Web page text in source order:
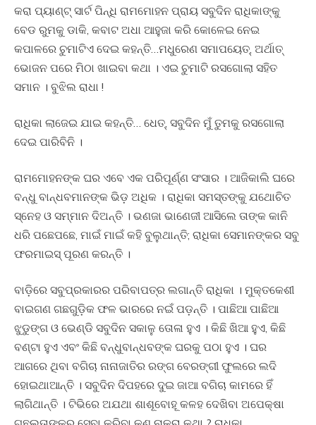
କରା ପ୍ୟାଣ୍ଟ୍ ସାର୍ଟ ପିନ୍ଧି ରାମମୋହନ ପ୍ରାୟ ସବୁଦିନ ରାଧିକାଙ୍କୁ
ବେଡ ରୁମକୁ ଡାକି, କବାଟ ଅଧା ଆହୁଜା କରି କୋଳେଇ ନେଇ
କପାଳରେ ଚୁମାଟିଏ ଦେଇ କହନ୍ତି…ମଧୁରେଣ ସମାପୟେତ୍, ଅର୍ଥାତ୍
ଭୋଜନ ପରେ ମିଠା ଖାଇବା କଥା । ଏଇ ଚୁମାଟି ରସଗୋଲା ସହିତ
ସମାନ । ବୁଝିଲ ରାଧା !
ରାଧିକା ଲାଜେଇ ଯାଇ କହନ୍ତି… ଧେତ୍, ସବୁଦିନ ମୁଁ ତୁମକୁ ରସଗୋଲା
ଦେଇ ପାରିବିନି ।
ରାମମୋହନଙ୍କ ଘର ଏବେ ଏକ ପରିପୂର୍ଣ୍ଣ ସଂସାର । ଆଜିକାଲି ଘରେ
ବନ୍ଧୁ ବାନ୍ଧବମାନଙ୍କ ଭିଡ଼ ଅଧିକ । ରାଧିକା ସମସ୍ତଙ୍କୁ ଯଥୋଚିତ
ସ୍ନେହ ଓ ସମ୍ମାନ ଦିଅନ୍ତି । ଭଣଜା ଭାଣେଜୀ ଆସିଲେ ତାଙ୍କ କାନି
ଧରି ପଛେପଛେ, ମାଇଁ ମାଇଁ କହି ବୁଲୁଥାନ୍ତି; ରାଧିକା ସେମାନଙ୍କର ସବୁ
ଫରମାଇସ୍ ପୂରଣ କରନ୍ତି ।
ବାଡ଼ିରେ ସବୁପ୍ରକାରର ପରିବାପତ୍ର ଲଗାନ୍ତି ରାଧିକା । ମୁକ୍ତକେଶୀ
ବାଇଗଣ ଗଛଗୁଡ଼ିକ ଫଳ ଭାରରେ ନଇଁ ପଡ଼ନ୍ତି । ପାଛିଆ ପାଛିଆ
ଝୁଡୁଙ୍ଗ ଓ ଭେଣ୍ଡି ସବୁଦିନ ସକାଳୁ ତୋଳା ହୁଏ । କିଛି ଖିଆ ହୁଏ, କିଛି
ବଣ୍ଟା ହୁଏ ଏବଂ କିଛି ବନ୍ଧୁବାନ୍ଧବଙ୍କ ଘରକୁ ପଠା ହୁଏ । ଘର
ଆଗରେ ଥିବା ବଗିଚା ନାନାଜାତିର ରଙ୍ଗ ବେରଙ୍ଗୀ ଫୁଲରେ ଲଦି
ହୋଇଥାଆନ୍ତି । ସବୁଦିନ ଦିପହରେ ଦୁଇ ଜାଆ ବଗିଚା କାମରେ ହିଁ
ଲାଗିଥାନ୍ତି । ଟିଭିରେ ଅଯଥା ଶାଶୂବୋହୂ କଳହ ଦେଖିବା ଅପେକ୍ଷା